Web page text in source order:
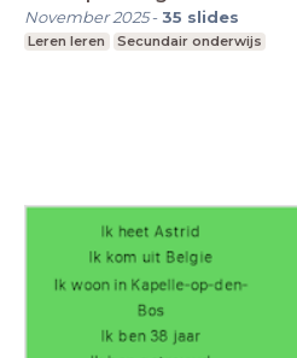
November 2025-35 slides
Leren leren Secundair onderwijs